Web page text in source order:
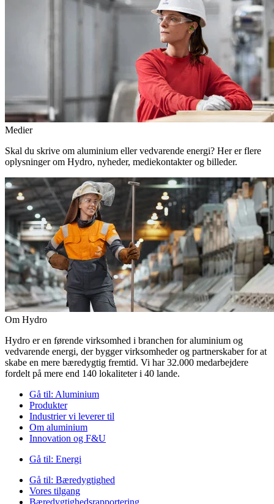
Medier
Skal du skrive om aluminium eller vedvarende energi? Her er flere
oplysninger om Hydro, nyheder, mediekontakter og billeder.
Om Hydro
Hydro er en førende virksomhed i branchen for aluminium og
vedvarende energi, der bygger virksomheder og partnerskaber for at
skabe en mere bæredygtig fremtid. Vi har 32.000 medarbejdere
fordelt på mere end 140 lokaliteter i 40 lande.
Gå til: Aluminium
Produkter
Industrier vi leverer til
Om aluminium
Innovation og F&U
Gå til: Energi
Gå til: Bæredygtighed
Vores tilgang
Bæredygtighedsrapportering